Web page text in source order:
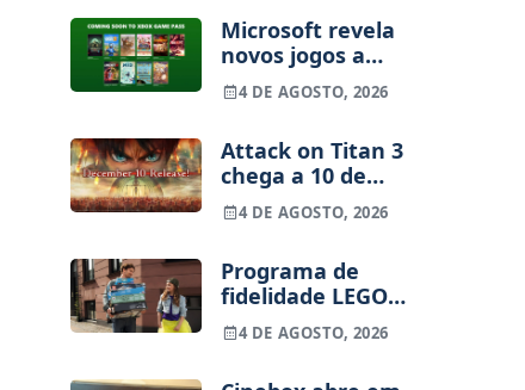
Microsoft revela
novos jogos a
caminho do Xbox
Game Pass em
4 DE AGOSTO, 2026
Attack on Titan 3
chega a 10 de
dezembro para
consolas e PC
4 DE AGOSTO, 2026
Programa de
fidelidade LEGO
Insiders chega
hoje a Portugal –
4 DE AGOSTO, 2026